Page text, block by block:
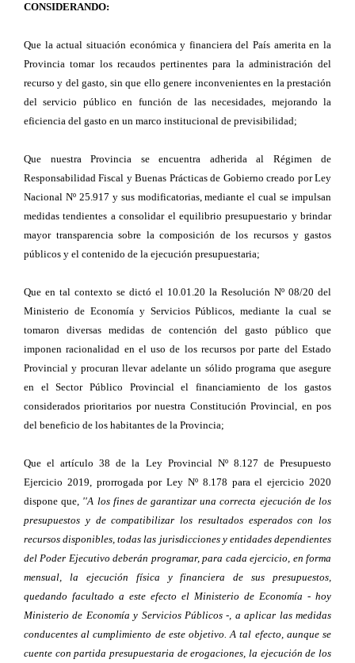
CONSIDERANDO:
Que la actual situación económica y financiera del País amerita en la
Provincia tomar los recaudos pertinentes para la administración del
recurso y del gasto, sin que ello genere inconvenientes en la prestación
del servicio público en función de las necesidades, mejorando la
eficiencia del gasto en un marco institucional de previsibilidad;
Que nuestra Provincia se encuentra adherida al Régimen de
Responsabilidad Fiscal y Buenas Prácticas de Gobierno creado por Ley
Nacional Nº 25.917 y sus modificatorias, mediante el cual se impulsan
medidas tendientes a consolidar el equilibrio presupuestario y brindar
mayor transparencia sobre la composición de los recursos y gastos
públicos y el contenido de la ejecución presupuestaria;
Que en tal contexto se dictó el 10.01.20 la Resolución Nº 08/20 del
Ministerio de Economía y Servicios Públicos, mediante la cual se
tomaron diversas medidas de contención del gasto público que
imponen racionalidad en el uso de los recursos por parte del Estado
Provincial y procuran llevar adelante un sólido programa que asegure
en el Sector Público Provincial el financiamiento de los gastos
considerados prioritarios por nuestra Constitución Provincial, en pos
del beneficio de los habitantes de la Provincia;
Que el artículo 38 de la Ley Provincial Nº 8.127 de Presupuesto
Ejercicio 2019, prorrogada por Ley Nº 8.178 para el ejercicio 2020
dispone que, ''A los fines de garantizar una correcta ejecución de los
presupuestos y de compatibilizar los resultados esperados con los
recursos disponibles, todas las jurisdicciones y entidades dependientes
del Poder Ejecutivo deberán programar, para cada ejercicio, en forma
mensual, la ejecución física y financiera de sus presupuestos,
quedando facultado a este efecto el Ministerio de Economía - hoy
Ministerio de Economía y Servicios Públicos -, a aplicar las medidas
conducentes al cumplimiento de este objetivo. A tal efecto, aunque se
cuente con partida presupuestaria de erogaciones, la ejecución de los